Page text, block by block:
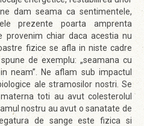
dam seama ca sentimentele,
prezente poarta amprenta
provenim chiar daca acestia nu
fizice se afla in niste cadre
de exemplu: „seamana cu
neam”. Ne aflam sub impactul
ale stramosilor nostri. Se
toti au avut colesterolul
nostru au avut o sanatate de
de sange este fizica si